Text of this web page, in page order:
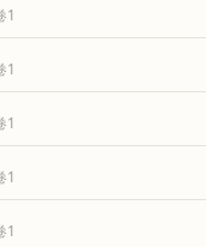
1
1
1
1
1